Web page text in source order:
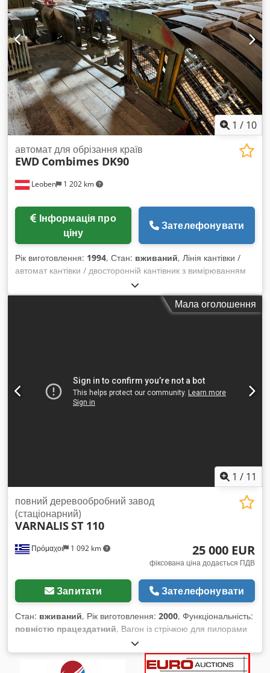
1 / 10
Leoben 1 202 km
автомат для обрізання країв
EWD Combimes DK90
ціну
Зателефонувати
Рік виготовлення: 1994, Стан: вживаний, Лінія кантівки /
автомат кантівки / двосторонній кантівник з вимірюванням
та автоматичним регулюванням пильних дисків EWD
Esterer Тип: DK90 TL 1000 Рік випуску: 1994 Максимальна
ширина проходу: 1000 мм Максимальна висота різу: 120
демонтована та готова до негайного відвантаження.
Місцезнаходження: Австрія, поблизу Леобен
Мала оголошення
1 / 11
Πρόμαχοι 1 092 km
повний деревообробний завод
(стаціонарний)
VARNALISST 110
25 000 EUR
фіксована ціна додається ПДВ
Запитати Зателефонувати
Стан: вживаний, Рік виготовлення: 2000, Функціональність:
повністю працездатний, Вагон із стрічкою для пилорами
1500 см, рампа для завантаження колод і транспортер для
плит довжиною 8 м із утримувачем. Двигун пилорами: 37
кВт. Dcodoxvpd Ijpfx Aaysk